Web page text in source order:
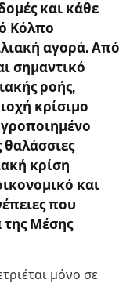
και κάθε
Κόλπο
αγορά. Από
σημαντικό
ροής,
κρίσιμο
θαλάσσιες
κρίση
και
που
της Μέσης
μόνο σε